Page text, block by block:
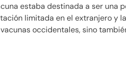
estaba destinada a ser una
limitada en el extranjero y
occidentales, sino